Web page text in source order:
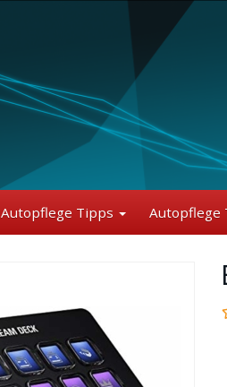
Autopflege Tipps Autopflege